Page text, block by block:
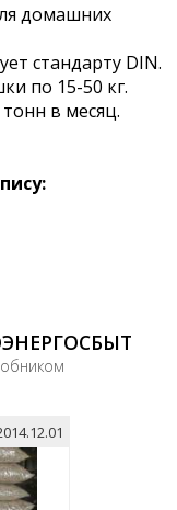
домашних
стандарту DIN.
по 15-50 кг.
в месяц.